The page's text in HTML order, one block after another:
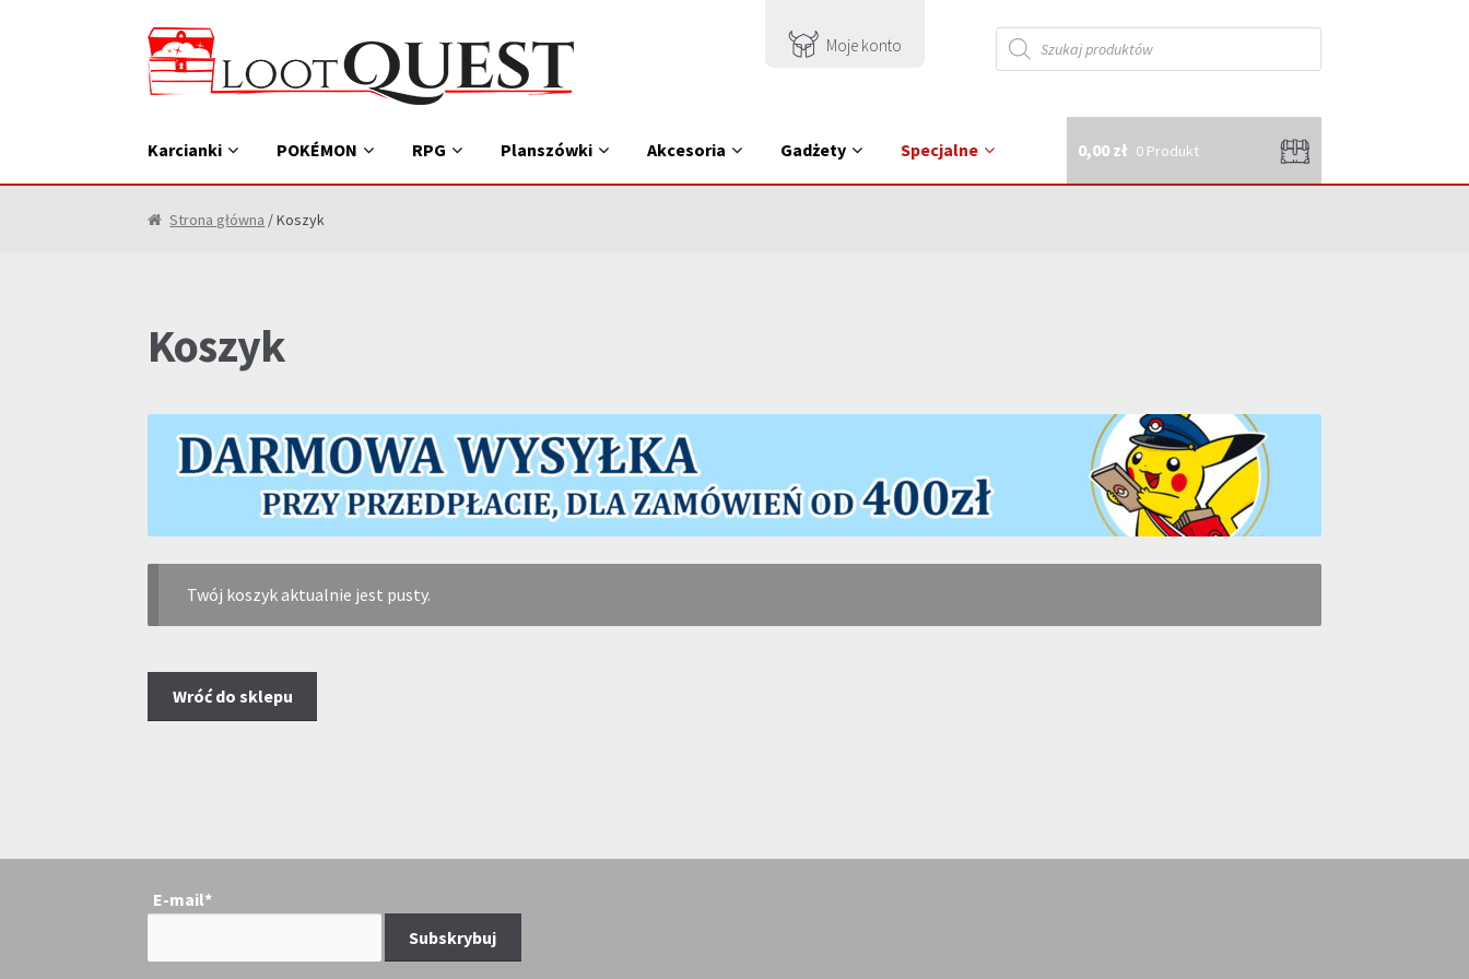
do
nawigacji
do
treści
Moje konto
Wyszukiwarka
produktów
Karcianki POKÉMON RPG Planszówki Akcesoria Gadżety Specjalne 0,00 zł 0 Produkt
Strona główna / Koszyk
Koszyk
Twój koszyk aktualnie jest pusty.
Wróć do sklepu
E-mail*